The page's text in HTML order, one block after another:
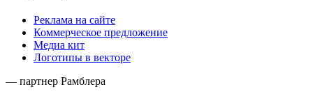
Реклама на сайте
Коммерческое предложение
Медиа кит
Логотипы в векторе
— партнер Рамблера